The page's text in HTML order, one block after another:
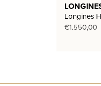
Longines
€1.550,00